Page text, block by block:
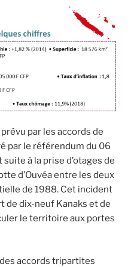
par les accords de
par le référendum du 06
à la prise d’otages de
d’Ouvéa entre les deux
de 1988. Cet incident
de dix-neuf Kanaks et de
le territoire aux portes
accords tripartites